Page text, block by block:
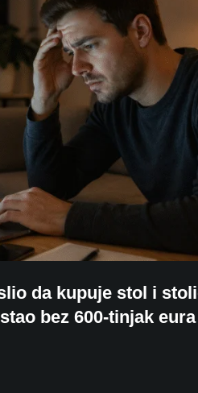
da kupuje stol i
bez 600-tinjak eura